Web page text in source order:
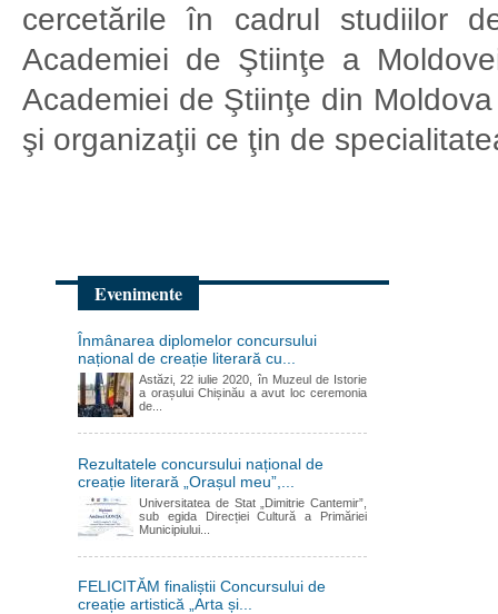
cercetările în cadrul studiilor
Academiei de Ştiinţe a
Academiei de Ştiinţe din
şi organizaţii ce ţin de
Evenimente
Înmânarea diplomelor concursului
național de creație literară cu...
Astăzi, 22 iulie 2020, în Muzeul de Istorie
a orașului Chișinău a avut loc ceremonia
de...
Rezultatele concursului național de
creație literară „Orașul meu”,...
Universitatea de Stat „Dimitrie Cantemir”,
sub egida Direcției Cultură a Primăriei
Municipiului...
FELICITĂM finaliștii Concursului de
creație artistică „Arta și...